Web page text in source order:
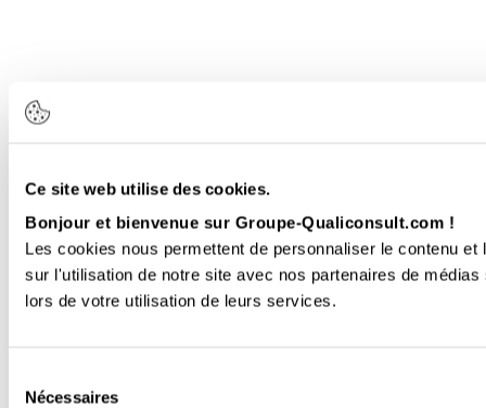
Ce site web utilise des cookies.
Bonjour et bienvenue sur Groupe-Qualiconsult.com !
Les cookies nous permettent de personnaliser le contenu
sur l'utilisation de notre site avec nos partenaires de
lors de votre utilisation de leurs services.
Nécessaires